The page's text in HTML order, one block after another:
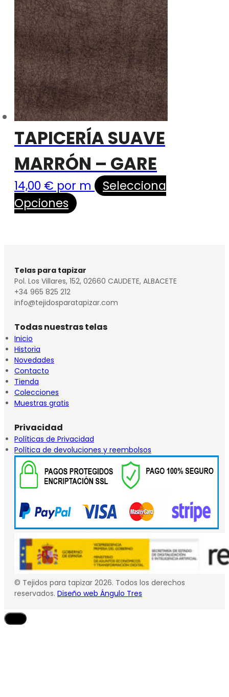
TAPICERÍA SUAVE
MARRÓN – GARE
14,00 € por m
Selecciona
Opciones
Telas para tapizar
Pol. Los Villares, 152, 02660 CAUDETE, ALBACETE
+34 965 825 212
info@tejidosparatapizar.com
Todas nuestras telas
Inicio
Historia
Novedades
Contacto
Tienda
Colecciones
Muestras gratis
Privacidad
Políticas de Privacidad
Política de devoluciones y reembolsos
© Tejidos para tapizar 2026. Todos los derechos
reservados. Diseño web Ángulo Tres